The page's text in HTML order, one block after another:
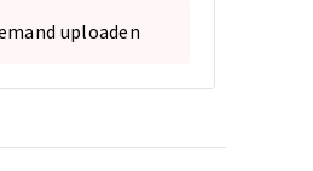
uploaden